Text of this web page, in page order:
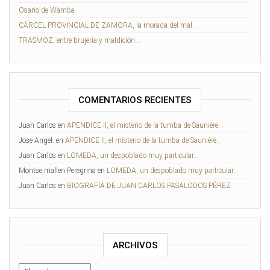
Osario de Wamba
CÁRCEL PROVINCIAL DE ZAMORA, la morada del mal…
TRASMOZ, entre brujería y maldición…
COMENTARIOS RECIENTES
Juan Carlos en APENDICE II, el misterio de la tumba de Saunière…
Jose Angel. en APENDICE II, el misterio de la tumba de Saunière…
Juan Carlos en LOMEDA, un despoblado muy particular…
Montse mallen Peregrina en LOMEDA, un despoblado muy particular…
Juan Carlos en BIOGRAFÍA DE JUAN CARLOS PASALODOS PÉREZ
ARCHIVOS
Archivos